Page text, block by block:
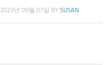
2023년 09월 07일 BY SUSAN